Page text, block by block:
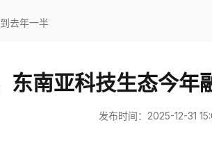
去年一半
东南亚科技生态今年
发布时间：2025-12-31